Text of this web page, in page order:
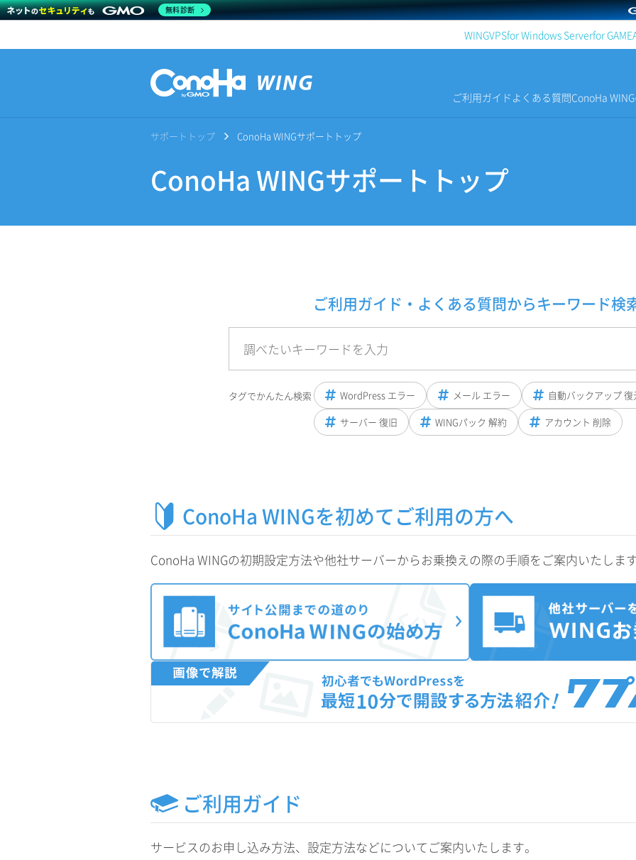
WINGVPSfor Windows Serverfor GAME
ご利用ガイド よくある質問ConoHa
サポートトップ ConoHa WINGサポートトップ
ConoHa WINGサポートトップ
ご利用ガイド・よくある質問からキーワード検
タグでかんたん検索 WordPress エラー メール エラー
自動バックアップ 復
サーバー 復旧
WINGパック 解約 アカウント 削除
ConoHa WINGを初めてご利用の方へ
ConoHa WINGの初期設定方法や他社サーバーからお乗換えの際の手順をご案内いたしま
ご利用ガイド
サービスのお申し込み方法、設定方法などについてご案内いたします。
無料診断